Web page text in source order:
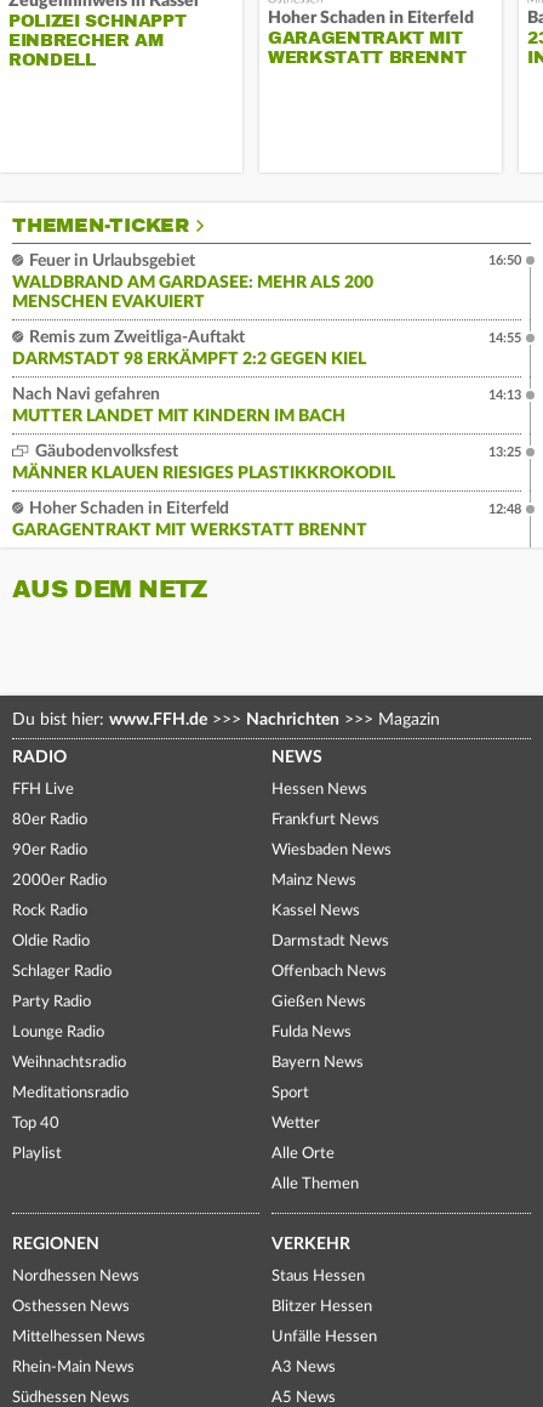
POLIZEI SCHNAPPT
EINBRECHER AM
RONDELL
Hoher Schaden in Eiterfeld
GARAGENTRAKT MIT
WERKSTATT BRENNT
THEMEN-TICKER
Feuer in Urlaubsgebiet
WALDBRAND AM GARDASEE: MEHR ALS 200
MENSCHEN EVAKUIERT
16:50
Remis zum Zweitliga-Auftakt
DARMSTADT 98 ERKÄMPFT 2:2 GEGEN KIEL
14:55
Nach Navi gefahren
MUTTER LANDET MIT KINDERN IM BACH
14:13
Gäubodenvolksfest
MÄNNER KLAUEN RIESIGES PLASTIKKROKODIL
13:25
Hoher Schaden in Eiterfeld
GARAGENTRAKT MIT WERKSTATT BRENNT
12:48
AUS DEM NETZ
Du bist hier: www.FFH.de >>> Nachrichten >>> Magazin
RADIO
FFH Live
80er Radio
90er Radio
2000er Radio
Rock Radio
Oldie Radio
Schlager Radio
Party Radio
Lounge Radio
Weihnachtsradio
Meditationsradio
Top 40
Playlist
NEWS
Hessen News
Frankfurt News
Wiesbaden News
Mainz News
Kassel News
Darmstadt News
Offenbach News
Gießen News
Fulda News
Bayern News
Sport
Wetter
Alle Orte
Alle Themen
REGIONEN
Nordhessen News
Osthessen News
Mittelhessen News
Rhein-Main News
Südhessen News
VERKEHR
Staus Hessen
Blitzer Hessen
Unfälle Hessen
A3 News
A5 News